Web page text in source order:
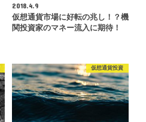
2018.4.9
仮想通貨市場に好転の兆し！？機
関投資家のマネー流入に期待！
仮想通貨投資